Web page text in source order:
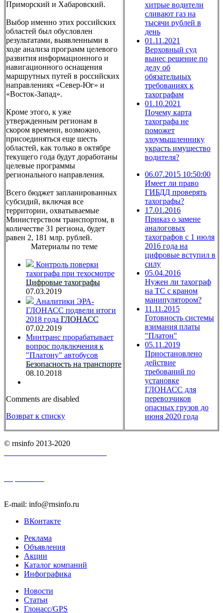
Приморский и Хабаровский.
Выбор именно этих российских
областей был обусловлен
результатами, выявленными в
ходе анализа программ целевого
развития информационного и
навигационного оснащения
маршрутных путей в российских
направлениях «Север-Юг» и
«Восток-Запад».
Кроме этого, к уже
утвержденным регионам в
скором времени, возможно,
присоединяться еще шесть
областей, как только в октябре
текущего года будут доработаны
целевые программы
регионального направления.
Всего бюджет запланированных
субсидий, включая все
территории, охватываемые
Министерством транспортом, в
количестве 31 региона, будет
равен 2, 181 млр. рублей.
Материалы по теме
Контроль поверки
тахографа при техосмотре
Цифровые тахографы
07.03.2019
Аналитики ЭРА-
ГЛОНАСС подвели итоги
2018 года ГЛОНАСС
07.02.2019
Минтранс прорабатывает
вопрос подключения к
"Платону" автобусов
Безопасность на транспорте
08.10.2018
Comments are disabled
Возврат к списку
хитрые водители
сливают газ на
тысячи рублей в
день
01.11.2021
Верховный суд
вынес решение по
делу об
обязательных
требованиях к
тахографам
01.10.2021
Почему карта
тахографа не
поможет
злоумышленнику
украсть имущество
водителя?
06.07.2015 10:50:00
Имеет ли право
ГИБДД проверять
тахографы?
17.01.2016
Приказ о замене
аналоговых
тахографов с 1 июля
2016 года на
цифровые вступил в
силу
05.04.2016
Нужен ли тахограф
на ТС с краном
манипулятором?
11.11.2015
Готовность системы
взимания платы
"Платон"
05.11.2019
Приостановлено
действие
требований по
установке
ГЛОНАСС для
перевозчиков
опасных грузов до
июня 2020 года
© rnsinfo 2013-2020
E-mail: info@rnsinfo.ru
ВКонтакте
Реклама
Объявления
Акции
Каталог компаний
Инфографика
Новости
Статьи
Глонасс/GPS